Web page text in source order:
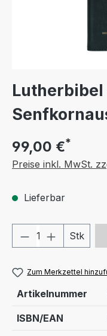
Lutherbibel
99,00 €*
Preise inkl. MwSt.
Lieferbar
ProduktStk
Zum Merkzettel
Artikelnummer
ISBN/EAN